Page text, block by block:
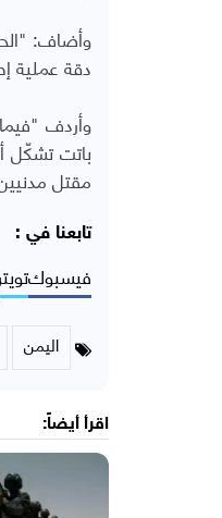
وأضاف:
دقة عملية
وأردف
باتت تشكّل
مقتل
تابعنا في :
فيسبوكتويتر
اليمن
اقرأ أيضاً: